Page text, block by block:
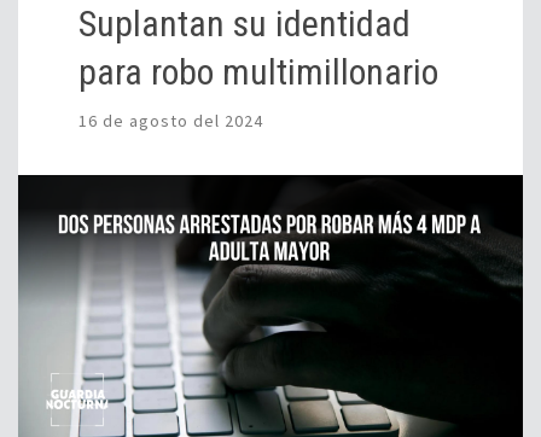
Suplantan su identidad
para robo multimillonario
16 de agosto del 2024